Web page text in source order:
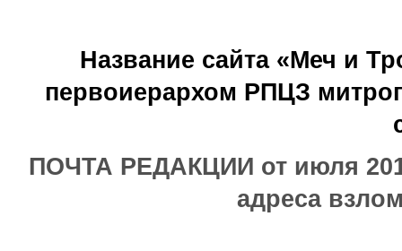
Название сайта «Меч и
первоиерархом РПЦЗ
ПОЧТА РЕДАКЦИИ от июля
адреса